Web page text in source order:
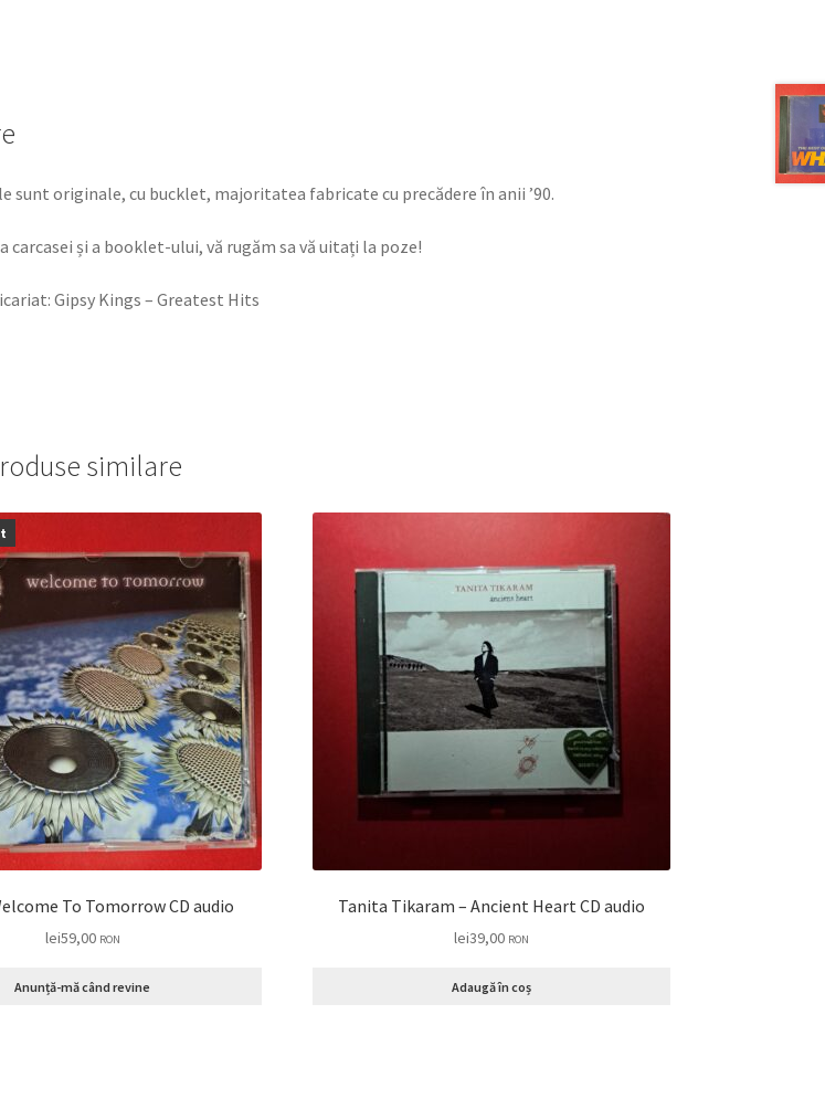
sunt originale, cu bucklet, majoritatea fabricate cu precădere în anii ’90.
carcasei și a booklet-ului, vă rugăm sa vă uitați la poze!
Gipsy Kings – Greatest Hits
similare
To Tomorrow CD audio
lei59,00 RON
Anunță-mă când revine
Tanita Tikaram – Ancient Heart CD audio
lei39,00 RON
Adaugă în coș